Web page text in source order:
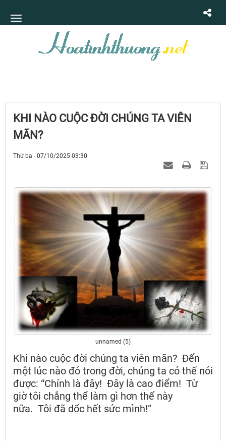
KHI NÀO CUỘC ĐỜI CHÚNG TA VIÊN
MÃN?
Thứ ba - 07/10/2025 03:30
unnamed (5)
Khi nào cuộc đời chúng ta viên mãn? Đến
một lúc nào đó trong đời, chúng ta có thể nói
được: “Chính là đây! Đây là cao điểm! Từ
giờ tôi chẳng thể làm gì hơn thế này
nữa. Tôi đã dốc hết sức mình!”